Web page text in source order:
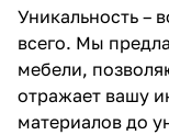
Уникальность –
всего. Мы
мебели,
отражает вашу
материалов до